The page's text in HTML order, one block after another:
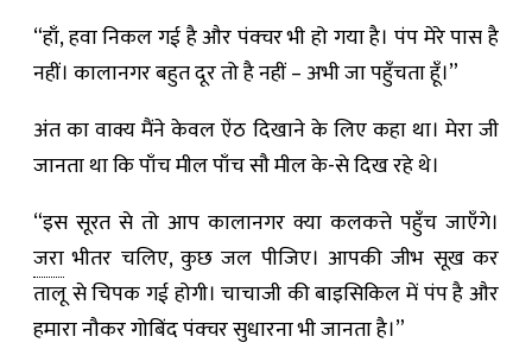
“हाँ, हवा निकल गई है और पंक्चर भी हो गया है। पंप मेरे पास है
नहीं। कालानगर बहुत दूर तो है नहीं – अभी जा पहुँचता हूँ।”
अंत का वाक्य मैंने केवल ऐंठ दिखाने के लिए कहा था। मेरा जी
जानता था कि पाँच मील पाँच सौ मील के-से दिख रहे थे।
“इस सूरत से तो आप कालानगर क्या कलकत्ते पहुँच जाएँगे।
जरा भीतर चलिए, कुछ जल पीजिए। आपकी जीभ सूख कर
तालू से चिपक गई होगी। चाचाजी की बाइसिकिल में पंप है और
हमारा नौकर गोबिंद पंक्चर सुधारना भी जानता है।”